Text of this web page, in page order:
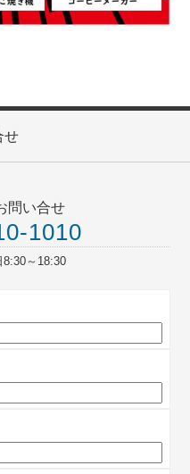
せ
問い合せ
1010
8:30～18:30